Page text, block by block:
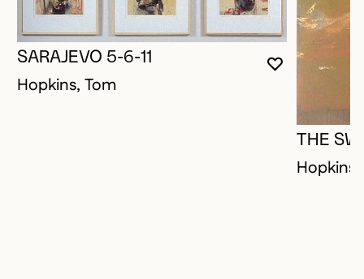
VOUS
FERMER
OUVRIR LA
SARAJEVO 5-6-11
Hopkins, Tom
THE
Hopkins,